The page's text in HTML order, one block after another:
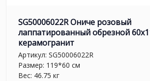
SG50006022R Ониче розовый
лаппатированный обрезной
керамогранит
Артикул: SG50006022R
Размер: 119*60 см
Вес: 46.75 кг